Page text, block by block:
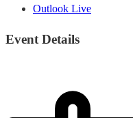
Outlook Live
Event Details